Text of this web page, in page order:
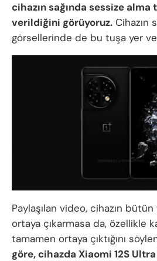
cihazın sağında sessize alma
verildiğini görüyoruz. Cihazın
görsellerinde de bu tuşa yer
Paylaşılan video, cihazın bütün
ortaya çıkarmasa da, özellikle
tamamen ortaya çıktığını
göre, cihazda Xiaomi 12S